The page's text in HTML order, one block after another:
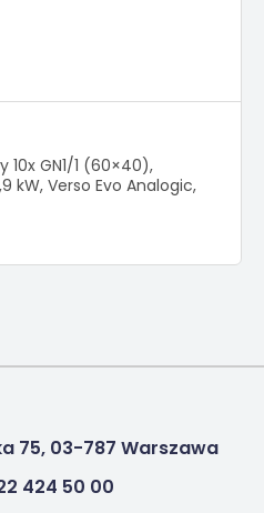
GN1/1 (60×40),
kW, Verso Evo Analogic,
75, 03-787 Warszawa
424 50 00